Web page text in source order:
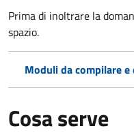
Prima di inoltrare la
spazio.
Moduli da compilare
Cosa serve